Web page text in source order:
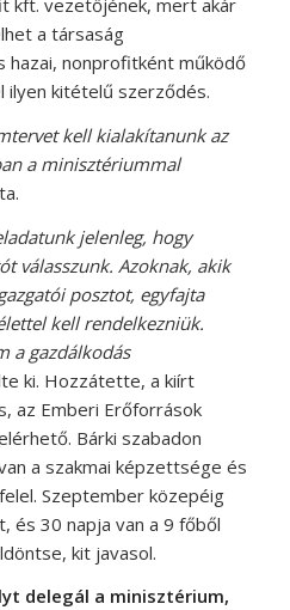
kft. vezetőjének, mert akár
a társaság
hazai, nonprofitként működő
ilyen kitételű szerződés.
kell kialakítanunk az
a minisztériummal
jelenleg, hogy
válasszunk. Azoknak, akik
posztot, egyfajta
kell rendelkezniük.
a gazdálkodás
ki. Hozzátette, a kiírt
az Emberi Erőforrások
Bárki szabadon
a szakmai képzettsége és
Szeptember közepéig
és 30 napja van a 9 főből
kit javasol.
delegál a minisztérium,